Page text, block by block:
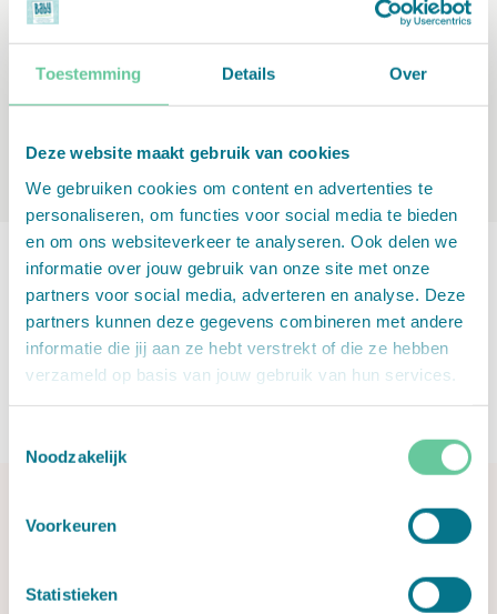
Toestemming Details Over
Deze website maakt gebruik van cookies
We gebruiken cookies om content en advertenties te
personaliseren, om functies voor social media te bieden
en om ons websiteverkeer te analyseren. Ook delen we
informatie over jouw gebruik van onze site met onze
partners voor social media, adverteren en analyse. Deze
partners kunnen deze gegevens combineren met andere
informatie die jij aan ze hebt verstrekt of die ze hebben
verzameld op basis van jouw gebruik van hun services.
Noodzakelijk
Voorkeuren
Statistieken
Mijn Babycadeaubon is verlopen, wat
Extra hulp nodig? Neem
contact met ons op!
Neem contact met ons op via het
contactformulier en we helpen je al je vragen te